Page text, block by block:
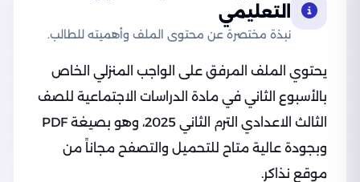
التعليمي
نبذة مختصرة عن محتوى الملف وأهميته للطالب.
يحتوي الملف المرفق على الواجب المنزلي الخاص
بالأسبوع الثاني في مادة الدراسات الاجتماعية للصف
الثالث الاعدادي الترم الثاني 2025، وهو بصيغة PDF
وبجودة عالية متاح للتحميل والتصفح مجاناً من
موقع نذاكر.